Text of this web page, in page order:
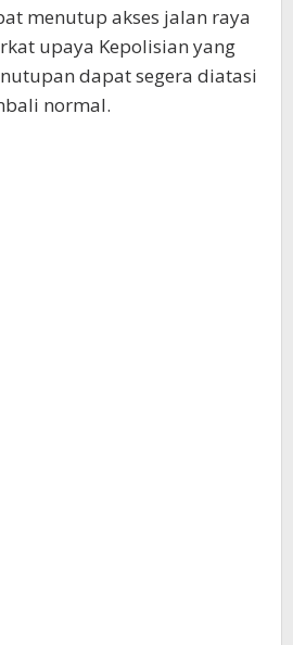
menutup akses jalan raya
upaya Kepolisian yang
dapat segera diatasi
normal.